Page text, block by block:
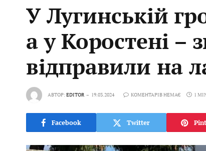
У Лугинській
а у Коростені –
відправили на
АВТОР:EDITOR 19.03.2024 КОМЕНТАРІВ НЕМАЄ 1
Facebook Twitter